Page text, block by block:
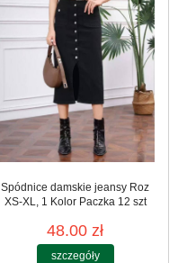
Spódnice damskie jeansy Roz
XS-XL, 1 Kolor Paczka 12 szt
48.00 zł
szczegóły